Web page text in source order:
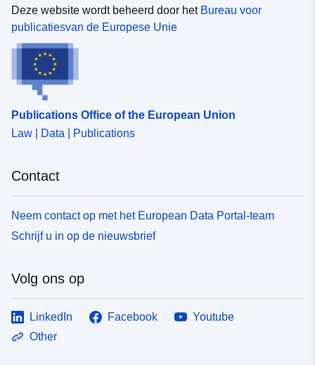
Identificatoren:
https://registry.gdi-
de.org/id/de.bb.metadata/
uriRef:
Opbouwfrequenti
Deze website wordt beheerd door het Bureau voor
publicatiesvan de Europese Unie
Publications Office of the European Union
Law | Data | Publications
Contact
Neem contact op met het European Data Portal-team
Schrijf u in op de nieuwsbrief
Volg ons op
LinkedIn Facebook
Youtube
Other